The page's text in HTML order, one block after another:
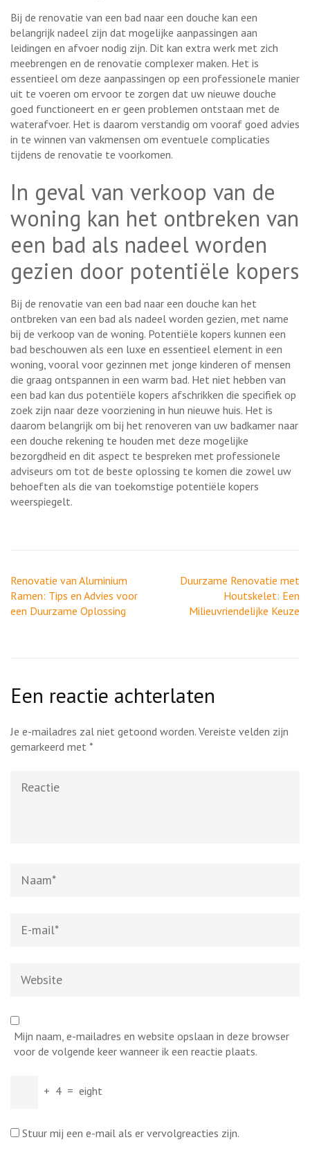
Bij de renovatie van een bad naar een douche kan een
belangrijk nadeel zijn dat mogelijke aanpassingen aan
leidingen en afvoer nodig zijn. Dit kan extra werk met zich
meebrengen en de renovatie complexer maken. Het is
essentieel om deze aanpassingen op een professionele manier
uit te voeren om ervoor te zorgen dat uw nieuwe douche
goed functioneert en er geen problemen ontstaan met de
waterafvoer. Het is daarom verstandig om vooraf goed advies
in te winnen van vakmensen om eventuele complicaties
tijdens de renovatie te voorkomen.
In geval van verkoop van de
woning kan het ontbreken van
een bad als nadeel worden
gezien door potentiële kopers
Bij de renovatie van een bad naar een douche kan het
ontbreken van een bad als nadeel worden gezien, met name
bij de verkoop van de woning. Potentiële kopers kunnen een
bad beschouwen als een luxe en essentieel element in een
woning, vooral voor gezinnen met jonge kinderen of mensen
die graag ontspannen in een warm bad. Het niet hebben van
een bad kan dus potentiële kopers afschrikken die specifiek op
zoek zijn naar deze voorziening in hun nieuwe huis. Het is
daarom belangrijk om bij het renoveren van uw badkamer naar
een douche rekening te houden met deze mogelijke
bezorgdheid en dit aspect te bespreken met professionele
adviseurs om tot de beste oplossing te komen die zowel uw
behoeften als die van toekomstige potentiële kopers
weerspiegelt.
Berichtnavigatie
Renovatie van Aluminium
Ramen: Tips en Advies voor
een Duurzame Oplossing
Duurzame Renovatie met
Houtskelet: Een
Milieuvriendelijke Keuze
Een reactie achterlaten
Je e-mailadres zal niet getoond worden. Vereiste velden zijn
gemarkeerd met *
mail*
Mijn naam, e-mailadres en website opslaan in deze browser
voor de volgende keer wanneer ik een reactie plaats.
+ 4 = eight
Stuur mij een e-mail als er vervolgreacties zijn.